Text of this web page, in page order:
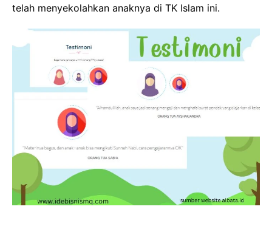
telah menyekolahkan anaknya di TK Islam ini.